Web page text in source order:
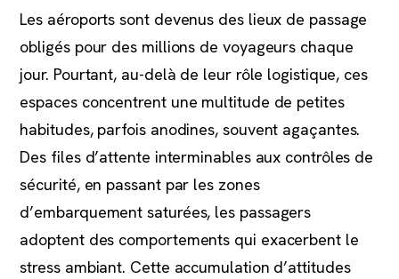
Les aéroports sont devenus des lieux de passage
obligés pour des millions de voyageurs chaque
jour. Pourtant, au-delà de leur rôle logistique, ces
espaces concentrent une multitude de petites
habitudes, parfois anodines, souvent agaçantes.
Des files d’attente interminables aux contrôles de
sécurité, en passant par les zones
d’embarquement saturées, les passagers
adoptent des comportements qui exacerbent le
stress ambiant. Cette accumulation d’attitudes